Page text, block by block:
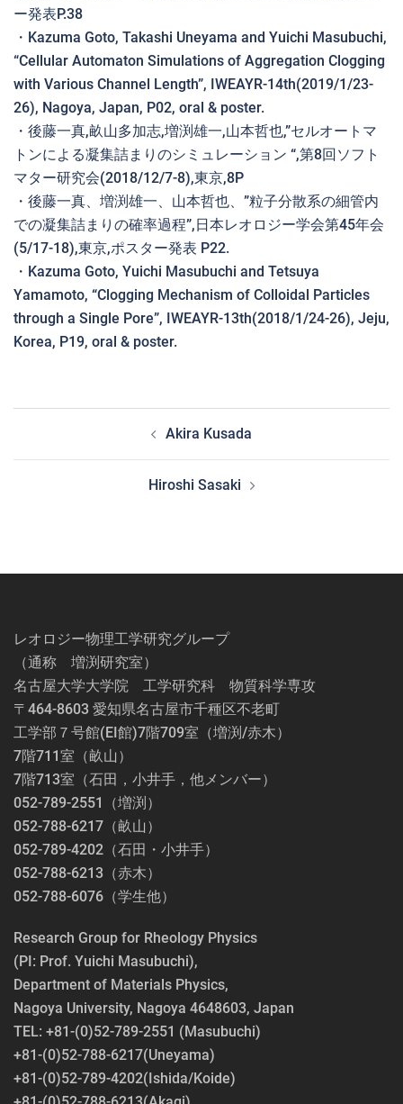
ー発表P.38
・Kazuma Goto, Takashi Uneyama and Yuichi Masubuchi,
“Cellular Automaton Simulations of Aggregation Clogging
with Various Channel Length”, IWEAYR-14th(2019/1/23-
26), Nagoya, Japan, P02, oral & poster.
・後藤一真,畝山多加志,増渕雄一,山本哲也,”セルオートマ
トンによる凝集詰まりのシミュレーション “,第8回ソフト
マター研究会(2018/12/7-8),東京,8P
・後藤一真、増渕雄一、山本哲也、”粒子分散系の細管内
での凝集詰まりの確率過程”,日本レオロジー学会第45年会
(5/17-18),東京,ポスター発表 P22.
・Kazuma Goto, Yuichi Masubuchi and Tetsuya
Yamamoto, “Clogging Mechanism of Colloidal Particles
through a Single Pore”, IWEAYR-13th(2018/1/24-26), Jeju,
Korea, P19, oral & poster.
シ
Akira Kusada
Hiroshi Sasaki
レオロジー物理工学研究グループ
（通称 増渕研究室）
名古屋大学大学院 工学研究科 物質科学専攻
〒464-8603 愛知県名古屋市千種区不老町
工学部７号館(EI館)7階709室（増渕/赤木）
7階711室（畝山）
7階713室（石田，小井手，他メンバー）
052-789-2551（増渕）
052-788-6217（畝山）
052-789-4202（石田・小井手）
052-788-6213（赤木）
052-788-6076（学生他）
Research Group for Rheology Physics
(PI: Prof. Yuichi Masubuchi),
Department of Materials Physics,
Nagoya University, Nagoya 4648603, Japan
TEL: +81-(0)52-789-2551 (Masubuchi)
+81-(0)52-788-6217(Uneyama)
+81-(0)52-789-4202(Ishida/Koide)